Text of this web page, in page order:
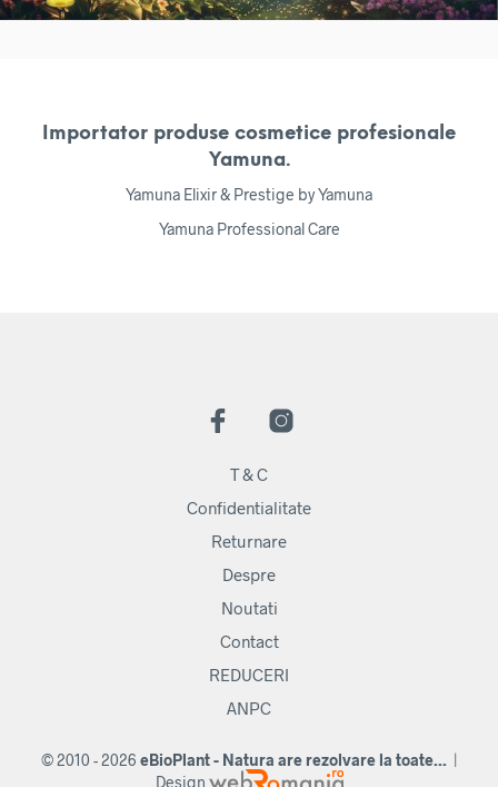
Importator produse cosmetice profesionale
Yamuna.
Yamuna Elixir & Prestige by Yamuna
Yamuna Professional Care
T & C
Confidentialitate
Returnare
Despre
Noutati
Contact
REDUCERI
ANPC
© 2010 - 2026 eBioPlant - Natura are rezolvare la toate... |
Design